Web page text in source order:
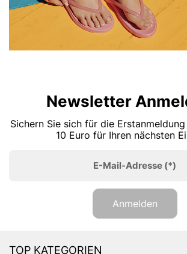
Newsletter
Sichern Sie sich für die
10 Euro für Ihren nächsten
E-Mail-Adresse (*)
Anmelden
TOP KATEGORIEN